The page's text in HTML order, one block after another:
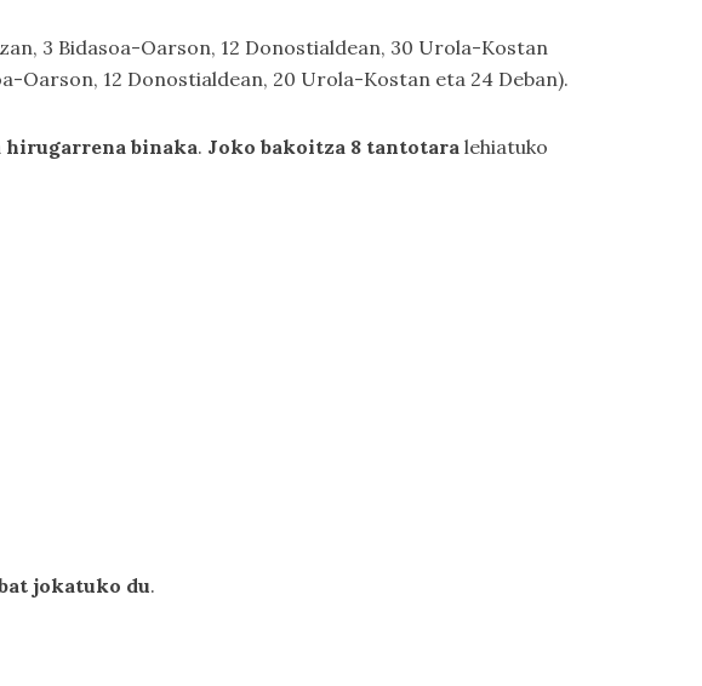
3 Bidasoa-Oarson, 12 Donostialdean, 30 Urola-Kostan
Oarson, 12 Donostialdean, 20 Urola-Kostan eta 24 Deban).
hirugarrena binaka. Joko bakoitza 8 tantotara lehiatuko
jokatuko du.